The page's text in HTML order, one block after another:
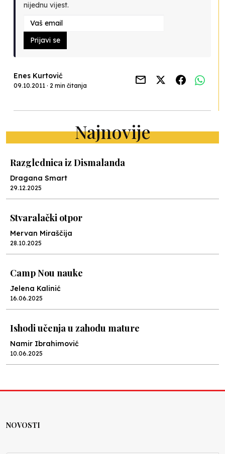
nijednu vijest.
Prijavi se
Enes Kurtović
09.10.2011 · 2 min čitanja
Najnovije
Razglednica iz Dismalanda
Dragana Smart
29.12.2025
Stvaralački otpor
Mervan Miraščija
28.10.2025
Camp Nou nauke
Jelena Kalinić
16.06.2025
Ishodi učenja u zahodu mature
Namir Ibrahimović
10.06.2025
NOVOSTI